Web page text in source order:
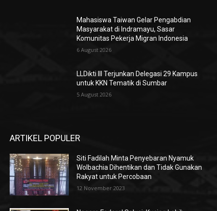
Mahasiswa Taiwan Gelar Pengabdian
Masyarakat di Indramayu, Sasar
Komunitas Pekerja Migran Indonesia
6 August 2026
LLDikti III Terjunkan Delegasi 29 Kampus
untuk KKN Tematik di Sumbar
5 August 2026
ARTIKEL POPULER
Siti Fadilah Minta Penyebaran Nyamuk
Wolbachia Dihentikan dan Tidak Gunakan
Rakyat untuk Percobaan
12 November 2023